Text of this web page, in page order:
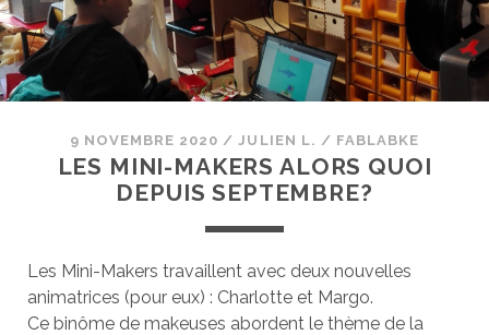
9 NOVEMBRE 2020 /JULIEN L. / FABLABKE
LES MINI-MAKERS ALORS QUOI
DEPUIS SEPTEMBRE?
Les Mini-Makers travaillent avec deux nouvelles
animatrices (pour eux) : Charlotte et Margo.
Ce binôme de makeuses abordent le thème de la